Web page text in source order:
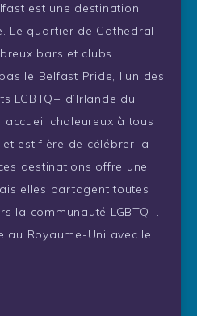
est une destination
Le quartier de Cathedral
bars et clubs
le Belfast Pride, l’un des
LGBTQ+ d’Irlande du
accueil chaleureux à tous
et est fière de célébrer la
destinations offre une
elles partagent toutes
la communauté LGBTQ+.
au Royaume-Uni avec le